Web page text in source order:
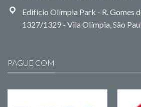
Edifício Olímpia Park - R. Gomes
1327/1329 - Vila Olímpia, São
PAGUE COM